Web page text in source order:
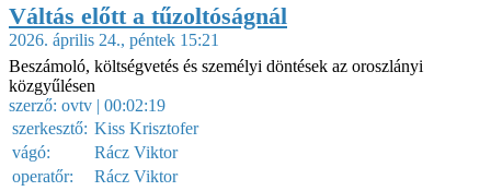
Váltás előtt a tűzoltóságnál
2026. április 24., péntek 15:21
Beszámoló, költségvetés és személyi döntések az oroszlányi
közgyűlésen
szerző: ovtv | 00:02:19
szerkesztő: Kiss Krisztofer
vágó:
Rácz Viktor
operatőr:
Rácz Viktor